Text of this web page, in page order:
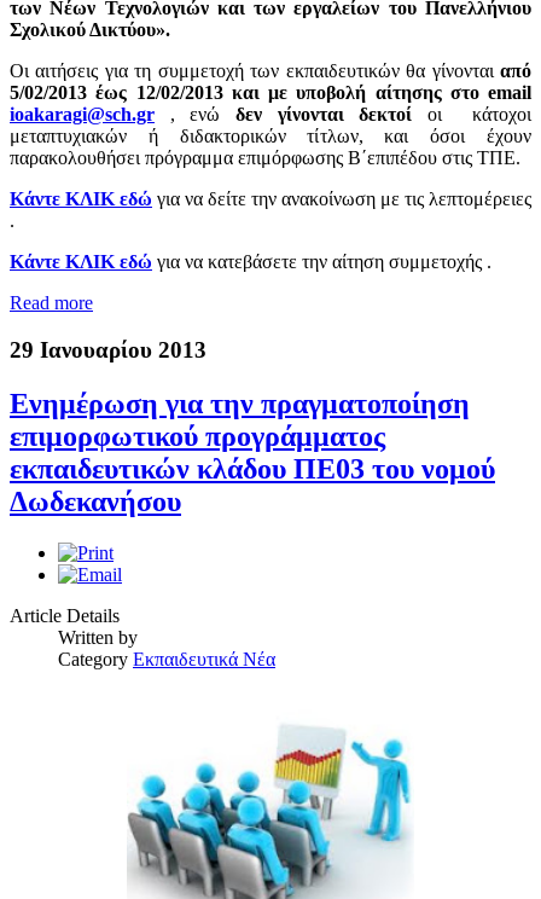
των Νέων Τεχνολογιών και των εργαλείων του Πανελλήνιου
Σχολικού Δικτύου».
Οι αιτήσεις για τη συμμετοχή των εκπαιδευτικών θα γίνονται από
5/02/2013 έως 12/02/2013 και με υποβολή αίτησης στο email
ioakaragi@sch.gr , ενώ δεν γίνονται δεκτοί οι κάτοχοι
μεταπτυχιακών ή διδακτορικών τίτλων, και όσοι έχουν
παρακολουθήσει πρόγραμμα επιμόρφωσης Β΄επιπέδου στις ΤΠΕ.
Κάντε ΚΛΙΚ εδώ για να δείτε την ανακοίνωση με τις λεπτομέρειες
.
Κάντε ΚΛΙΚ εδώ για να κατεβάσετε την αίτηση συμμετοχής .
Read more
29 Ιανουαρίου 2013
Ενημέρωση για την πραγματοποίηση
επιμορφωτικού προγράμματος
εκπαιδευτικών κλάδου ΠΕ03 του νομού
Δωδεκανήσου
Article Details
Written by
Category Εκπαιδευτικά Νέα